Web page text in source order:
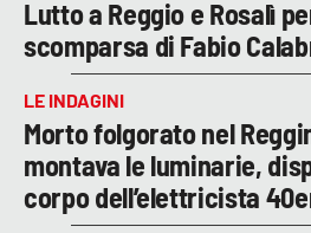
Lutto a Reggio e Rosalì
scomparsa di Fabio
LE INDAGINI
Morto folgorato nel
montava le luminarie,
corpo dell’elettricista